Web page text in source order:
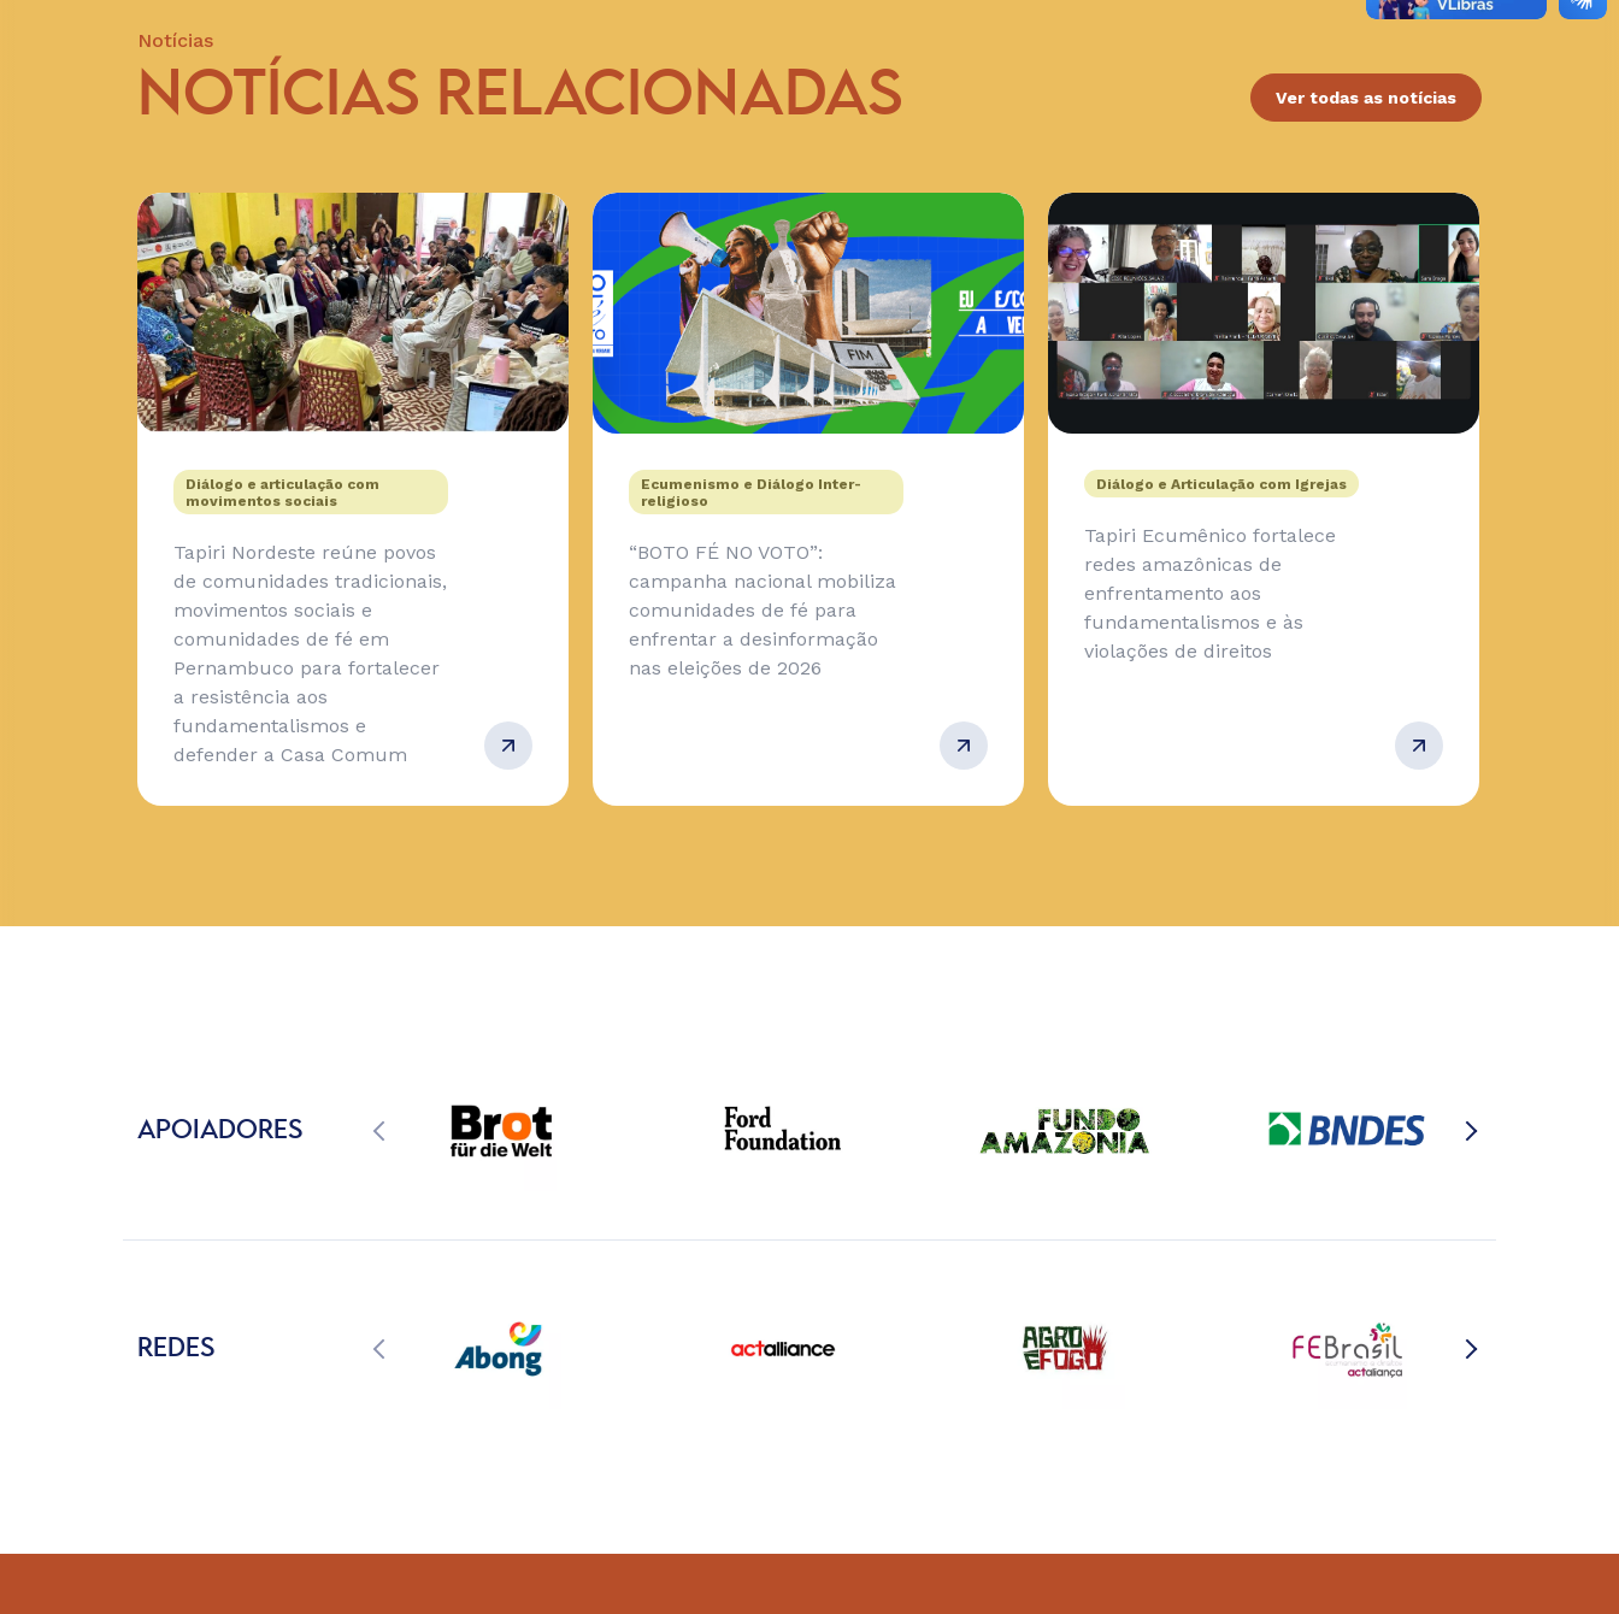
Notícias
NOTÍCIAS RELACIONADAS Ver todas as notícias
Diálogo e articulação com
movimentos sociais
Tapiri Nordeste reúne povos
de comunidades tradicionais,
movimentos sociais e
comunidades de fé em
Pernambuco para fortalecer
a resistência aos
fundamentalismos e
defender a Casa Comum
Ecumenismo e Diálogo Inter-
religioso
“BOTO FÉ NO VOTO”:
campanha nacional mobiliza
comunidades de fé para
enfrentar a desinformação
nas eleições de 2026
Diálogo e Articulação com Igrejas
Tapiri Ecumênico fortalece
redes amazônicas de
enfrentamento aos
fundamentalismos e às
violações de direitos
APOIADORES
REDES